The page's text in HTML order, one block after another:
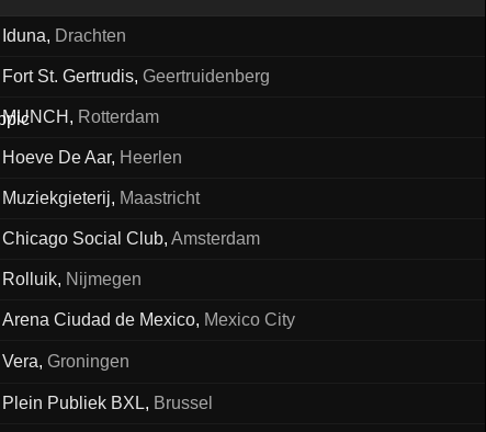
Iduna, Drachten
Fort St. Gertrudis, Geertruidenberg
MUNCH , Rotterdam
Hoeve De Aar, Heerlen
Muziekgieterij, Maastricht
Chicago Social Club, Amsterdam
Rolluik, Nijmegen
Arena Ciudad de Mexico, Mexico City
Vera, Groningen
Plein Publiek BXL, Brussel